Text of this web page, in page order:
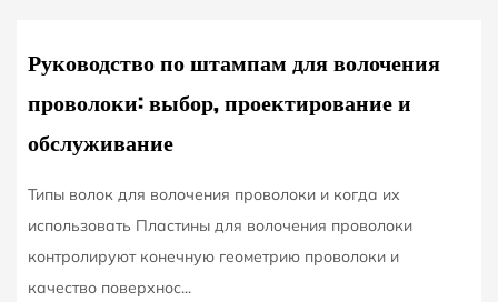
Руководство по штампам для волочения
проволоки: выбор, проектирование и
обслуживание
Типы волок для волочения проволоки и когда их
использовать Пластины для волочения проволоки
контролируют конечную геометрию проволоки и
качество поверхнос...